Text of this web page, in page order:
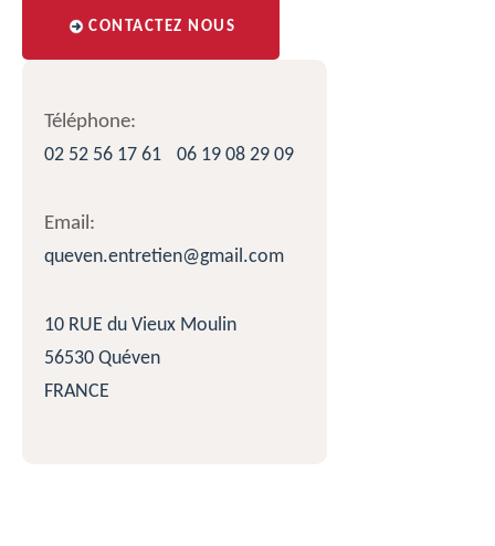
CONTACTEZ NOUS
Téléphone:
02 52 56 17 61
06 19 08 29 09
Email:
queven.entretien@gmail.com
10 RUE du Vieux Moulin
56530 Quéven
FRANCE